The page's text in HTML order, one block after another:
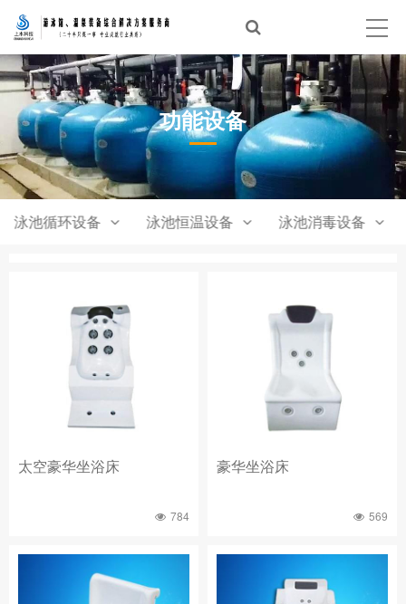
泳池建设
温泉建设
经典案例
泳池设备
功能设备
泳池循环设备 泳池恒温设备 泳池消毒设备
太空豪华坐浴床
784
豪华坐浴床
569